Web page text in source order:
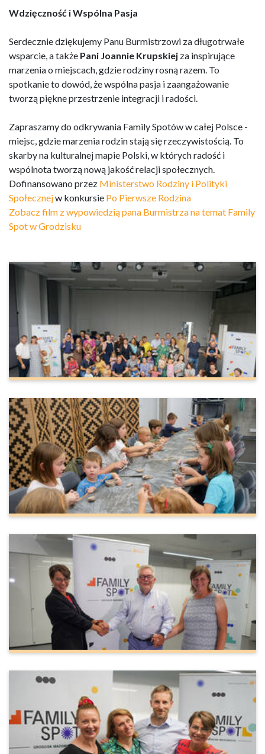
Wdzięczność i Wspólna Pasja
Serdecznie dziękujemy Panu Burmistrzowi za długotrwałe
wsparcie, a także Pani Joannie Krupskiej za inspirujące
marzenia o miejscach, gdzie rodziny rosną razem. To
spotkanie to dowód, że wspólna pasja i zaangażowanie
tworzą piękne przestrzenie integracji i radości.
Zapraszamy do odkrywania Family Spotów w całej Polsce -
miejsc, gdzie marzenia rodzin stają się rzeczywistością. To
skarby na kulturalnej mapie Polski, w których radość i
wspólnota tworzą nową jakość relacji społecznych.
Dofinansowano przez Ministerstwo Rodziny i Polityki
Społecznejw konkursie Po Pierwsze Rodzina
Zobacz film z wypowiedzią pana Burmistrza na temat Family
Spot w Grodzisku